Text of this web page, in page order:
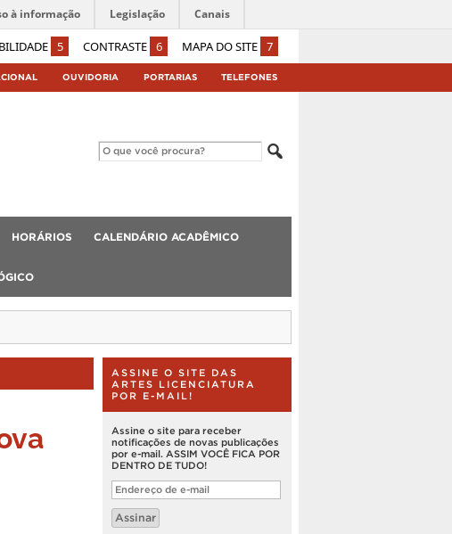
5 CONTRASTE 6 MAPA DO SITE 7
à informação Legislação Canais
OUVIDORIA PORTARIAS TELEFONES
HORÁRIOS CALENDÁRIO ACADÊMICO
ASSINE O SITE DAS
ARTES LICENCIATURA
POR E-MAIL!
Assine o site para receber
notificações de novas publicações
por e-mail. ASSIM VOCÊ FICA POR
DENTRO DE TUDO!
Endereço
de
e-
mail
Assinar